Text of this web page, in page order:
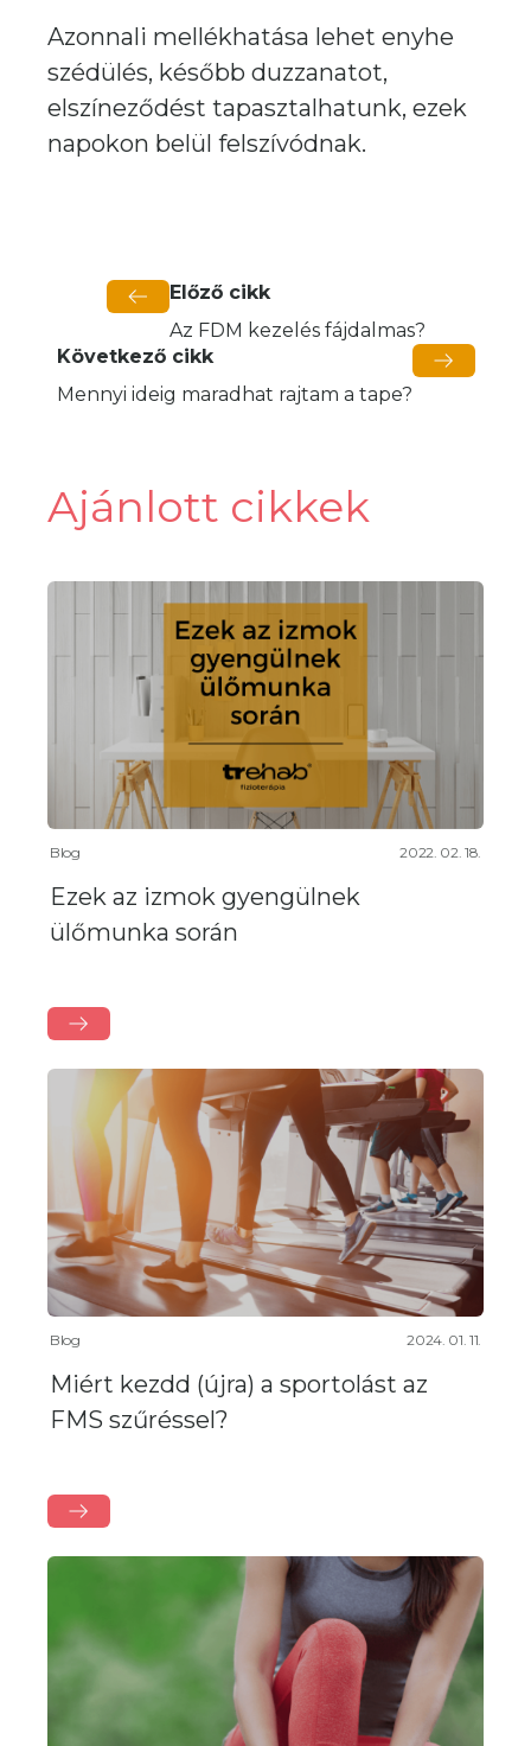
Azonnali mellékhatása lehet enyhe
szédülés, később duzzanatot,
elszíneződést tapasztalhatunk, ezek
napokon belül felszívódnak.
Előző cikk
Az FDM kezelés fájdalmas?
Következő cikk
Mennyi ideig maradhat rajtam a tape?
Ajánlott cikkek
Blog 2022. 02. 18.
Ezek az izmok gyengülnek
ülőmunka során
Blog 2024. 01. 11.
Miért kezdd (újra) a sportolást az
FMS szűréssel?